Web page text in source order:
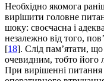
Необхідно якомога
вирішити головне
шоку: своєчасна і
незалежно від того,
[18]. Слід пам’ятати,
очевидним, тобто його
При вирішенні